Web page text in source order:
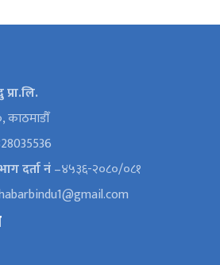
काठमाडौँ
दर्ता नं–४५३६-२०८०/०८१